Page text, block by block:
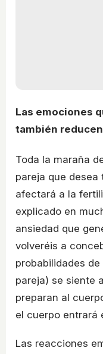
Las emociones
también
Toda la maraña
pareja que desea
afectará a la
explicado en
ansiedad que
volveréis a
probabilidades
pareja) se siente
preparan al
el cuerpo entrará
Las reacciones